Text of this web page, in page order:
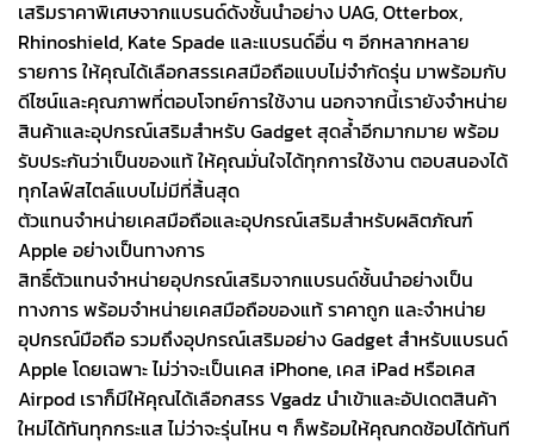
เสริมราคาพิเศษจากแบรนด์ดังชั้นนำอย่าง UAG, Otterbox,
Rhinoshield, Kate Spade และแบรนด์อื่น ๆ อีกหลากหลาย
รายการ ให้คุณได้เลือกสรรเคสมือถือแบบไม่จำกัดรุ่น มาพร้อมกับ
ดีไซน์และคุณภาพที่ตอบโจทย์การใช้งาน นอกจากนี้เรายังจำหน่าย
สินค้าและอุปกรณ์เสริมสำหรับ Gadget สุดล้ำอีกมากมาย พร้อม
รับประกันว่าเป็นของแท้ ให้คุณมั่นใจได้ทุกการใช้งาน ตอบสนองได้
ทุกไลฟ์สไตล์แบบไม่มีที่สิ้นสุด
ตัวแทนจำหน่ายเคสมือถือและอุปกรณ์เสริมสำหรับผลิตภัณฑ์
Apple อย่างเป็นทางการ
สิทธิ์ตัวแทนจำหน่ายอุปกรณ์เสริมจากแบรนด์ชั้นนำอย่างเป็น
ทางการ พร้อมจำหน่ายเคสมือถือของแท้ ราคาถูก และจำหน่าย
อุปกรณ์มือถือ รวมถึงอุปกรณ์เสริมอย่าง Gadget สำหรับแบรนด์
Apple โดยเฉพาะ ไม่ว่าจะเป็นเคส iPhone, เคส iPad หรือเคส
Airpod เราก็มีให้คุณได้เลือกสรร Vgadz นำเข้าและอัปเดตสินค้า
ใหม่ได้ทันทุกกระแส ไม่ว่าจะรุ่นไหน ๆ ก็พร้อมให้คุณกดช้อปได้ทันที